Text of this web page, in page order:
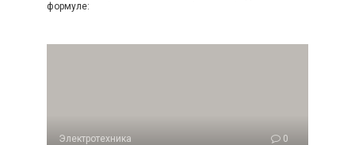
формуле:
Электротехника 0